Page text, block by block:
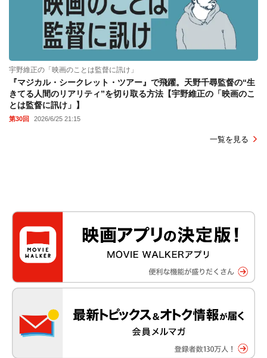
宇野維正の「映画のことは監督に訊け」
『マジカル・シークレット・ツアー』で飛躍。天野千尋監督の“生
きてる人間のリアリティ”を切り取る方法【宇野維正の「映画のこ
とは監督に訊け」】
第30回 2026/6/25 21:15
一覧を見る